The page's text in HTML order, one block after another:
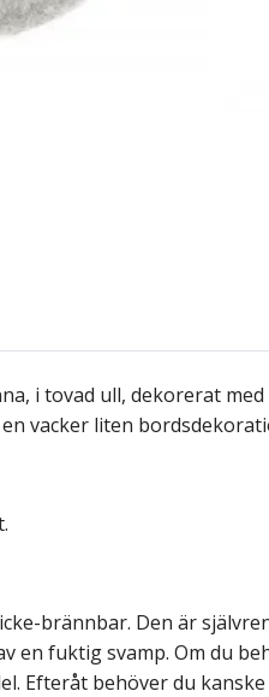
i tovad ull, dekorerat
vacker liten
brännbar. Den är
en fuktig svamp. Om du
Efteråt behöver du